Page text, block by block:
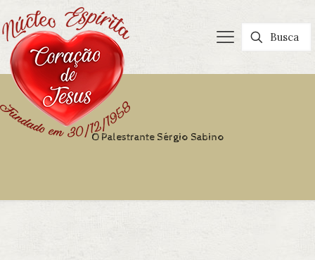
O Palestrante Sérgio Sabino